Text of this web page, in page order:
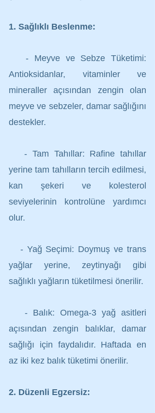
1. Sağlıklı Beslenme:
- Meyve ve Sebze Tüketimi:
Antioksidanlar, vitaminler ve
mineraller açısından zengin olan
meyve ve sebzeler, damar sağlığını
destekler.
- Tam Tahıllar: Rafine tahıllar
yerine tam tahılların tercih edilmesi,
kan şekeri ve kolesterol
seviyelerinin kontrolüne yardımcı
olur.
- Yağ Seçimi: Doymuş ve trans
yağlar yerine, zeytinyağı gibi
sağlıklı yağların tüketilmesi önerilir.
- Balık: Omega-3 yağ asitleri
açısından zengin balıklar, damar
sağlığı için faydalıdır. Haftada en
az iki kez balık tüketimi önerilir.
2. Düzenli Egzersiz: